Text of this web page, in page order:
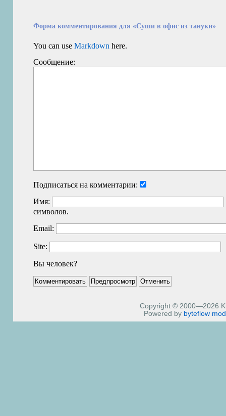
Форма комментирования для «Суши в офис из тануки»
You can useMarkdown here.
Сообщение:
Подписаться на комментарии:
Имя:
символов.
Email:
Site:
Вы человек?
Copyright © 2000—2026
Powered by byteflow